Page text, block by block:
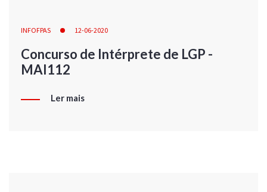
INFOFPAS 12-06-2020
Concurso de Intérprete de LGP -
MAI112
Ler mais